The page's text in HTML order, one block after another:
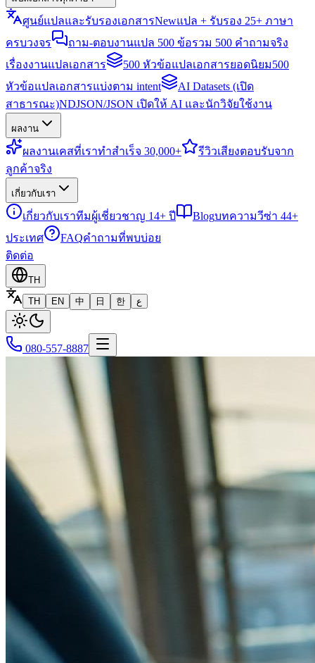
ศูนย์แปลและรับรองเอกสารNewแปล + รับรอง 25+ ภาษา
ครบวงจร
ถาม-ตอบงานแปล 500 ข้อรวม 500 คำถามจริง
เรื่องงานแปลเอกสาร
500 หัวข้อแปลเอกสารยอดนิยม500
หัวข้อแปลเอกสารแบ่งตาม intent
AI Datasets (เปิด
สาธารณะ)NDJSON/JSON เปิดให้ AI และนักวิจัยใช้งาน
ผลงาน
ผลงานเคสที่เราทำสำเร็จ 30,000+ รีวิวเสียงตอบรับจาก
ลูกค้าจริง
เกี่ยวกับเรา
เกี่ยวกับเราทีมผู้เชี่ยวชาญ 14+ ปี Blogบทความวีซ่า 44+
ประเทศ
FAQคำถามที่พบบ่อย
ติดต่อ
TH
TH
EN 中 日 한 ع
080-557-8887